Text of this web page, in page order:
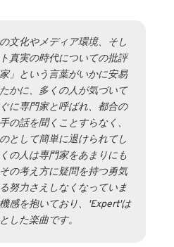
文化やメディア環境、そし
真実の時代についての批評
」という言葉がいかに安易
かに、多くの人が気づいて
に専門家と呼ばれ、都合の
の話を聞くことすらなく、
として簡単に退けられてし
の人は専門家をあまりにも
の考え方に疑問を持つ勇気
努力さえしなくなっていま
感を抱いており、'Expert'は
した楽曲です。